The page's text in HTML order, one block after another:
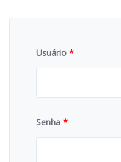
Usuário *
Senha *